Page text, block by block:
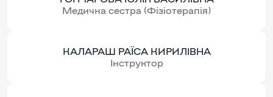
Медична сестра (Фізіотерапія)
КАЛАРАШ РАЇСА КИРИЛІВНА
Інструктор